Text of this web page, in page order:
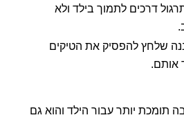
דרכים לתמוך בילד ולא
שלחץ להפסיק את הטיקים
אותם.
תומכת יותר עבור הילד והוא גם